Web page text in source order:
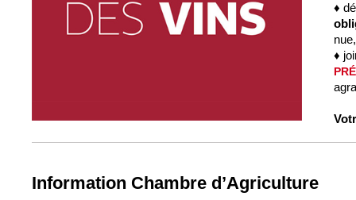
♦
♦
Information Chambre d’Agriculture